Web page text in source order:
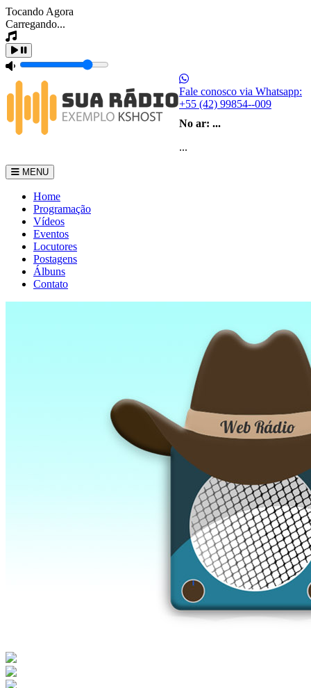
Tocando Agora
Carregando...
Fale conosco via Whatsapp:
+55 (42) 99854--009
No ar: ...
...
MENU
Home
Programação
Vídeos
Eventos
Locutores
Postagens
Álbuns
Contato